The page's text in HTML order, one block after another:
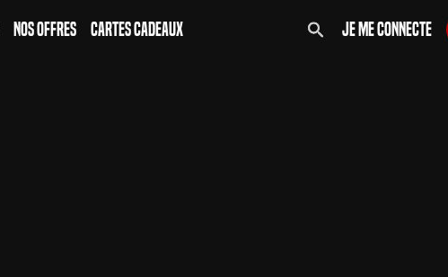
Nos Offres Cartes Cadeaux Je me connecte